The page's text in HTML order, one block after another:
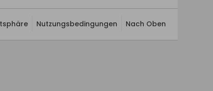
Nutzungsbedingungen Nach Oben